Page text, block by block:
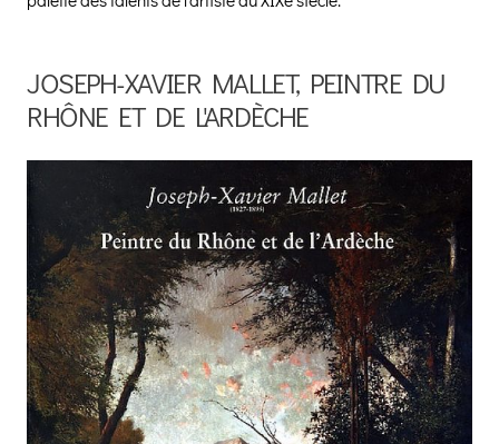
JOSEPH-XAVIER MALLET, PEINTRE DU
RHÔNE ET DE L'ARDÈCHE